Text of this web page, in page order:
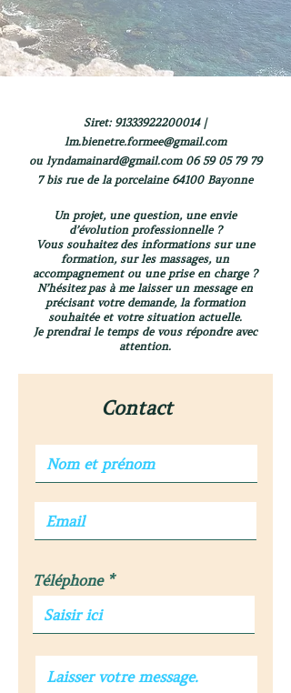
Siret: 91333922200014|
lm.bienetre.formee@gmail.com
ou lyndamainard@gmail.com 06 59 05 79 79
7 bis rue de la porcelaine 64100 Bayonne
Un projet, une question, une envie
d’évolution professionnelle ?
Vous souhaitez des informations sur une
formation, sur les massages, un
accompagnement ou une prise en charge ?
N’hésitez pas à me laisser un message en
précisant votre demande, la formation
souhaitée et votre situation actuelle.
Je prendrai le temps de vous répondre avec
attention.
Contact
Téléphone